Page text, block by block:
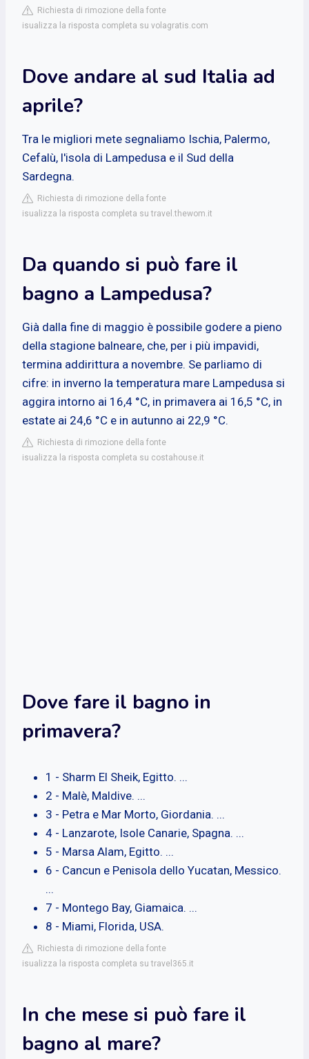
Richiesta di rimozione della fonte
isualizza la risposta completa su volagratis.com
Dove andare al sud Italia ad
aprile?
Tra le migliori mete segnaliamo Ischia, Palermo,
Cefalù, l'isola di Lampedusa e il Sud della
Sardegna.
Richiesta di rimozione della fonte
isualizza la risposta completa su travel.thewom.it
Da quando si può fare il
bagno a Lampedusa?
Già dalla fine di maggio è possibile godere a pieno
della stagione balneare, che, per i più impavidi,
termina addirittura a novembre. Se parliamo di
cifre: in inverno la temperatura mare Lampedusa si
aggira intorno ai 16,4 °C, in primavera ai 16,5 °C, in
estate ai 24,6 °C e in autunno ai 22,9 °C.
Richiesta di rimozione della fonte
isualizza la risposta completa su costahouse.it
Dove fare il bagno in
primavera?
1 - Sharm El Sheik, Egitto. ...
2 - Malè, Maldive. ...
3 - Petra e Mar Morto, Giordania. ...
4 - Lanzarote, Isole Canarie, Spagna. ...
5 - Marsa Alam, Egitto. ...
6 - Cancun e Penisola dello Yucatan, Messico.
...
7 - Montego Bay, Giamaica. ...
8 - Miami, Florida, USA.
Richiesta di rimozione della fonte
isualizza la risposta completa su travel365.it
In che mese si può fare il
bagno al mare?